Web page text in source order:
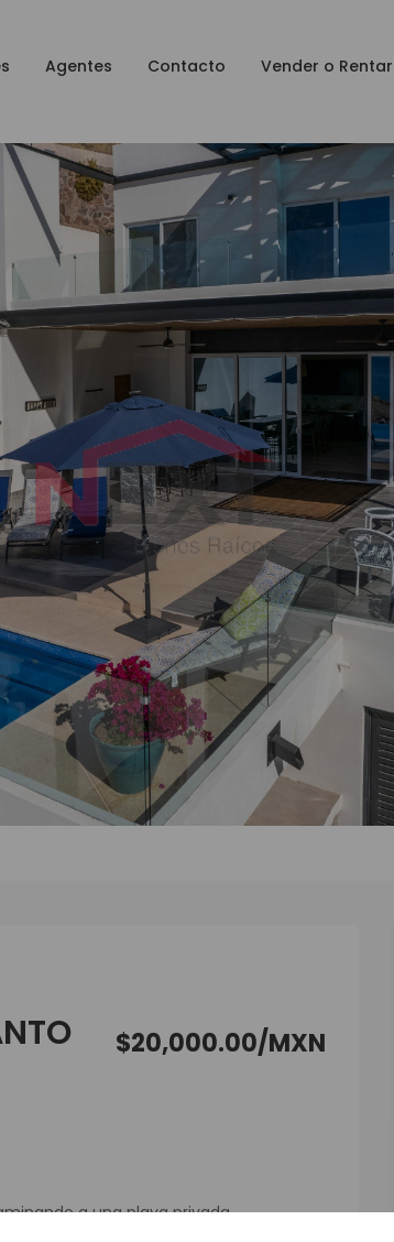
Agentes Contacto Vender o Rentar
$20,000.00/MXN
a una playa privada.